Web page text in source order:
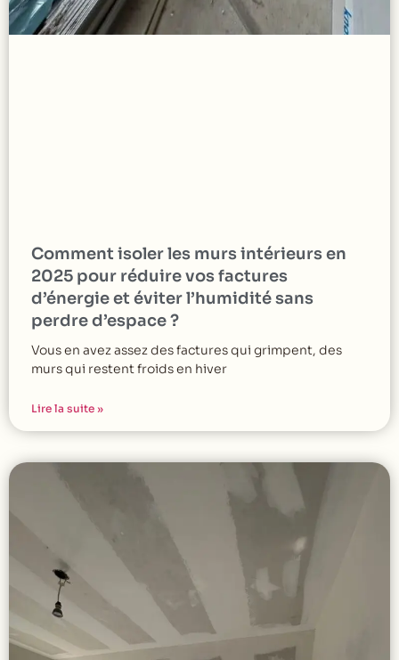
Comment isoler les murs intérieurs en
2025 pour réduire vos factures
d’énergie et éviter l’humidité sans
perdre d’espace ?
Vous en avez assez des factures qui grimpent, des
murs qui restent froids en hiver
Lire la suite »